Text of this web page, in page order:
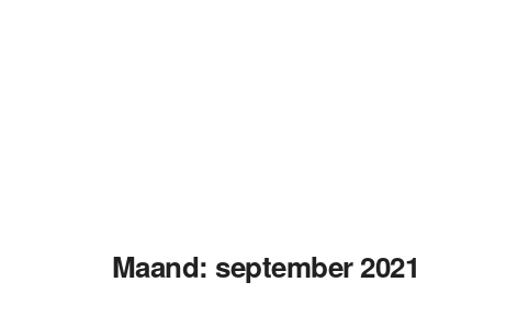
Maand: september 2021